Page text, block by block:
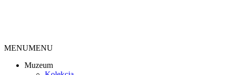
MENUMENU
Muzeum